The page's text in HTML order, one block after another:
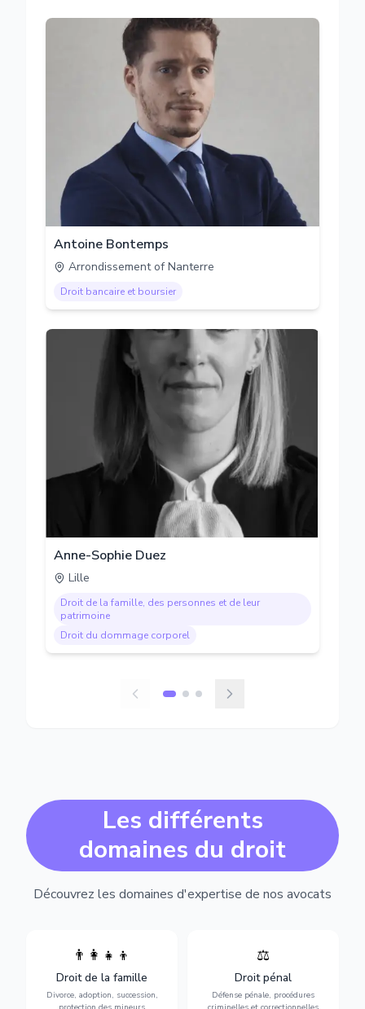
Antoine Bontemps
Arrondissement of Nanterre
Droit bancaire et boursier
Anne-Sophie Duez
Lille
Droit de la famille, des personnes et de leur
patrimoine
Droit du dommage corporel
Les différents
domaines du droit
Découvrez les domaines d'expertise de nos avocats
👨‍👩‍👧‍👦
Droit de la famille
Divorce, adoption, succession,
Divorce, garde d'enfants,
adoption, succession et
protection des personnes
vulnérables.
⚖️
Droit pénal
Défense pénale, procédures
Expertise en matière pénale,
vue jusqu'au procès, pour
toute affaire correctionnelle
ou criminelle.